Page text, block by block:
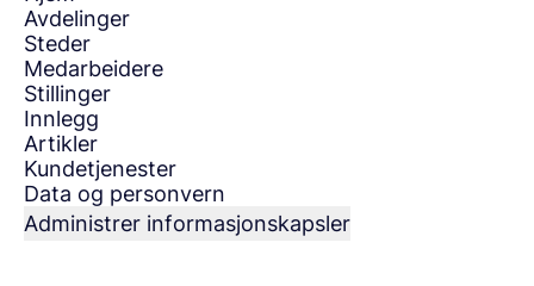
Avdelinger
Steder
Medarbeidere
Stillinger
Innlegg
Artikler
Kundetjenester
Data og personvern
Administrer informasjonskapsler